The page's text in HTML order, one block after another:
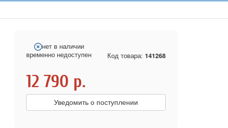
нет в наличии
временно недоступен
Код товара: 141268
12 790 р.
Уведомить о поступлении